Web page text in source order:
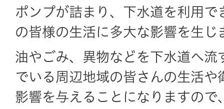
ポンプが詰まり、下水道を利用で
の皆様の生活に多大な影響を生じ
油やごみ、異物などを下水道へ流
でいる周辺地域の皆さんの生活や
影響を与えることになりますので